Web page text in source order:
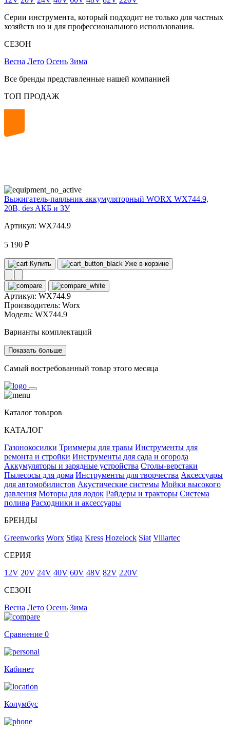
Серии инструмента, который подходит не только для частных
хозяйств но и для профессионального использования.
СЕЗОН
Весна Лето Осень Зима
Все бренды представленные нашей компанией
ТОП ПРОДАЖ
Выжигатель-паяльник аккумуляторный WORX WX744.9,
20В, без АКБ и ЗУ
Артикул: WX744.9
5 190 ₽
Купить Уже в корзине
Артикул: WX744.9
Производитель: Worx
Модель: WX744.9
Варианты комплектаций
Показать больше
Самый востребованный товар этого месяца
Каталог товаров
КАТАЛОГ
Газонокосилки Триммеры для травы Инструменты для
ремонта и стройки Инструменты для сада и огорода
Аккумуляторы и зарядные устройства Столы-верстаки
Пылесосы для дома Инструменты для творчества Аксессуары
для автомобилистов Акустические системы Мойки высокого
давления Моторы для лодок Райдеры и тракторы Система
полива Расходники и аксессуары
БРЕНДЫ
Greenworks Worx Stiga Kress Hozelock Siat Villartec
СЕРИЯ
12V 20V 24V 40V 60V 48V 82V 220V
СЕЗОН
Весна Лето Осень Зима
Сравнение 0
Кабинет
Колумбус